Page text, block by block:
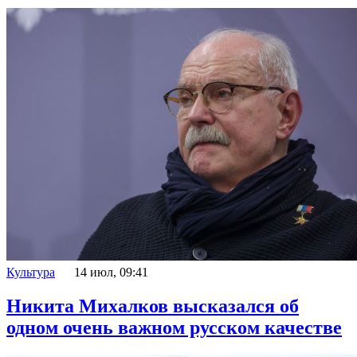
Культура 14 июл, 09:41
Никита Михалков высказался об
одном очень важном русском качестве